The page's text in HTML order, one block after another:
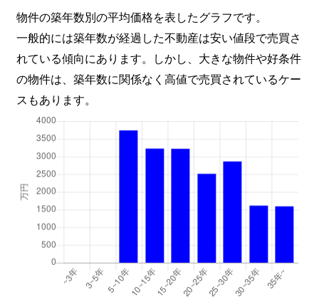
物件の築年数別の平均価格を表したグラフです。
一般的には築年数が経過した不動産は安い値段で売買さ
れている傾向にあります。しかし、大きな物件や好条件
の物件は、築年数に関係なく高値で売買されているケー
スもあります。